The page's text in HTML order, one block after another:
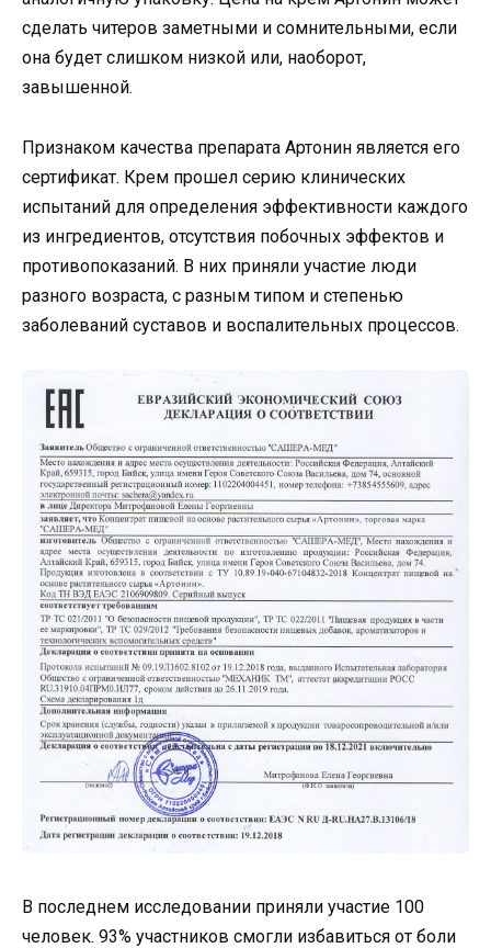
сделать читеров заметными и сомнительными, если
она будет слишком низкой или, наоборот,
завышенной.
Признаком качества препарата Артонин является его
сертификат. Крем прошел серию клинических
испытаний для определения эффективности каждого
из ингредиентов, отсутствия побочных эффектов и
противопоказаний. В них приняли участие люди
разного возраста, с разным типом и степенью
заболеваний суставов и воспалительных процессов.
В последнем исследовании приняли участие 100
человек. 93% участников смогли избавиться от боли